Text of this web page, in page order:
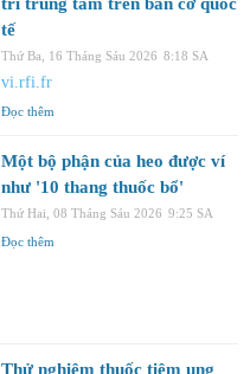
tế
Thứ Ba, 16 Tháng Sáu 2026 8:18 SA
vi.rfi.fr
Đọc thêm
Một bộ phận của heo được ví
như '10 thang thuốc bổ'
Thứ Hai, 08 Tháng Sáu 2026 9:25 SA
Đọc thêm
Thử nghiệm thuốc tiêm ung